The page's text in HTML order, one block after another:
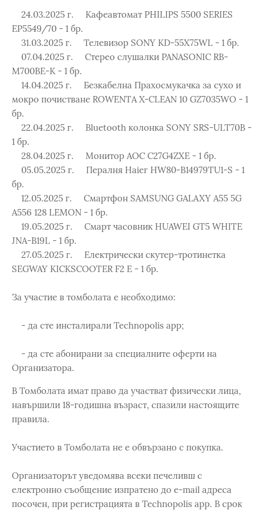
24.03.2025 г. Кафеавтомат PHILIPS 5500 SERIES
EP5549/70 - 1 бр.
31.03.2025 г. Телевизор SONY KD-55X75WL - 1 бр.
07.04.2025 г. Стерео слушалки PANASONIC RB-
M700BE-K - 1 бр.
14.04.2025 г. Безкабелна Прахосмукачка за сухo и
мокро почистване ROWENTA X-CLEAN 10 GZ7035WO - 1
бр.
22.04.2025 г. Bluetooth колонка SONY SRS-ULT70B -
1 бр.
28.04.2025 г. Монитор AOC C27G4ZXE - 1 бр.
05.05.2025 г. Пералня Haier HW80-B14979TU1-S - 1
бр.
12.05.2025 г. Смартфон SAMSUNG GALAXY A55 5G
A556 128 LEMON - 1 бр.
19.05.2025 г. Смарт часовник HUAWEI GT5 WHITE
JNA-B19L - 1 бр.
27.05.2025 г. Електрически скутер-тротинетка
SEGWAY KICKSCOOTER F2 E - 1 бр.
За участие в томболата е необходимо:
- да сте инсталирали Technopolis app;
- да сте абонирани за специалните оферти на
Организатора.
В Томболата имат право да участват физически лица,
навършили 18-годишна възраст, спазили настоящите
правила.
Участието в Томболата не е обвързано с покупка.
Организаторът уведомява всеки печеливш с
електронно съобщение изпратено до e-mail адреса
посочен, при регистрацията в Technopolis app. В срок